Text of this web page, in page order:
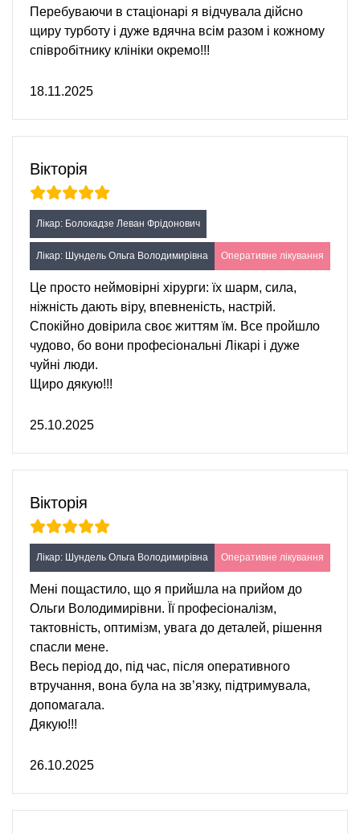
Перебуваючи в стаціонарі я відчувала дійсно
щиру турботу і дуже вдячна всім разом і кожному
співробітнику клініки окремо!!!
18.11.2025
Вікторія
Лікар: Болокадзе Леван Фрідонович
Лікар: Шундель Ольга Володимирівна Оперативне лікування
Це просто неймовірні хірурги: їх шарм, сила,
ніжність дають віру, впевненість, настрій.
Спокійно довірила своє життям їм. Все пройшло
чудово, бо вони професіональні Лікарі і дуже
чуйні люди.
Щиро дякую!!!
25.10.2025
Вікторія
Лікар: Шундель Ольга Володимирівна Оперативне лікування
Мені пощастило, що я прийшла на прийом до
Ольги Володимирівни. Її професіоналізм,
тактовність, оптимізм, увага до деталей, рішення
спасли мене.
Весь період до, під час, після оперативного
втручання, вона була на звʼязку, підтримувала,
допомагала.
Дякую!!!
26.10.2025